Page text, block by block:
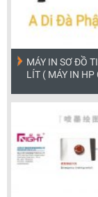
MÁY IN SƠ ĐỒ
LÍT ( MÁY IN HP